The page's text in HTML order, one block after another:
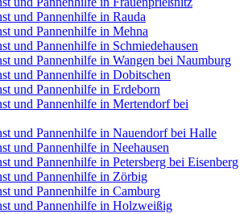
und Pannenhilfe in Rauda
und Pannenhilfe in Mehna
und Pannenhilfe in Schmiedehausen
und Pannenhilfe in Wangen bei Naumburg
und Pannenhilfe in Dobitschen
und Pannenhilfe in Erdeborn
und Pannenhilfe in Mertendorf bei
und Pannenhilfe in Nauendorf bei Halle
und Pannenhilfe in Neehausen
und Pannenhilfe in Petersberg bei Eisenberg
und Pannenhilfe in Zörbig
und Pannenhilfe in Camburg
und Pannenhilfe in Holzweißig